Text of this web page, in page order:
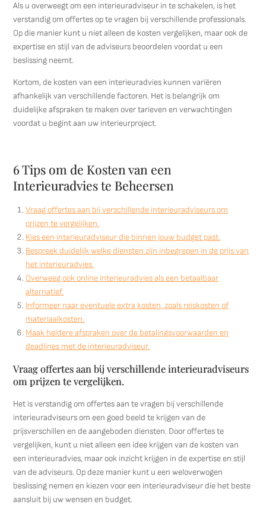
Als u overweegt om een interieuradviseur in te schakelen, is het
verstandig om offertes op te vragen bij verschillende professionals.
Op die manier kunt u niet alleen de kosten vergelijken, maar ook de
expertise en stijl van de adviseurs beoordelen voordat u een
beslissing neemt.
Kortom, de kosten van een interieuradvies kunnen variëren
afhankelijk van verschillende factoren. Het is belangrijk om
duidelijke afspraken te maken over tarieven en verwachtingen
voordat u begint aan uw interieurproject.
6 Tips om de Kosten van een
Interieuradvies te Beheersen
Vraag offertes aan bij verschillende interieuradviseurs om
prijzen te vergelijken.
Kies een interieuradviseur die binnen jouw budget past.
Bespreek duidelijk welke diensten zijn inbegrepen in de prijs van
het interieuradvies.
Overweeg ook online interieuradvies als een betaalbaar
alternatief.
Informeer naar eventuele extra kosten, zoals reiskosten of
materiaalkosten.
Maak heldere afspraken over de betalingsvoorwaarden en
deadlines met de interieuradviseur.
Vraag offertes aan bij verschillende interieuradviseurs
om prijzen te vergelijken.
Het is verstandig om offertes aan te vragen bij verschillende
interieuradviseurs om een goed beeld te krijgen van de
prijsverschillen en de aangeboden diensten. Door offertes te
vergelijken, kunt u niet alleen een idee krijgen van de kosten van
een interieuradvies, maar ook inzicht krijgen in de expertise en stijl
van de adviseurs. Op deze manier kunt u een weloverwogen
beslissing nemen en kiezen voor een interieuradviseur die het beste
aansluit bij uw wensen en budget.